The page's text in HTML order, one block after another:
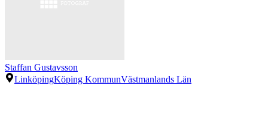
Staffan Gustavsson
LinköpingKöping KommunVästmanlands Län